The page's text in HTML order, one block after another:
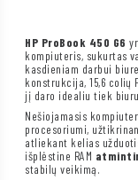
HP ProBook 450 G6
kompiuteris, sukurtas
kasdieniam darbui
konstrukcija, 15,6 colių
jį daro idealiu tiek
Nešiojamasis
procesoriumi,
atliekant kelias
išplėstine RAM
stabilų veikimą.